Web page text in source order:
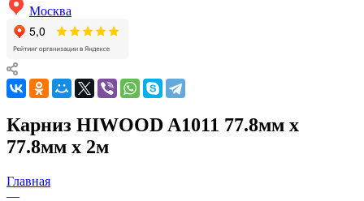
Москва
Карниз HIWOOD A1011 77.8мм х
77.8мм х 2м
Главная
—